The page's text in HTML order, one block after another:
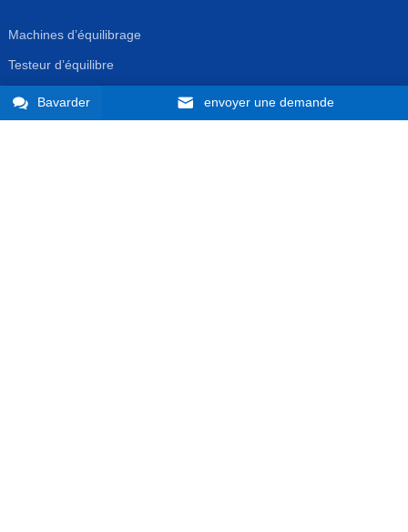
Machines d’équilibrage
Testeur d’équilibre
Machine à redresser
Ligne automatique non standard
Bavarder envoyer une demande